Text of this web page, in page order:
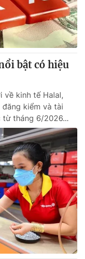
bật có hiệu
về kinh tế Halal,
đăng kiểm và tài
từ tháng 6/2026...